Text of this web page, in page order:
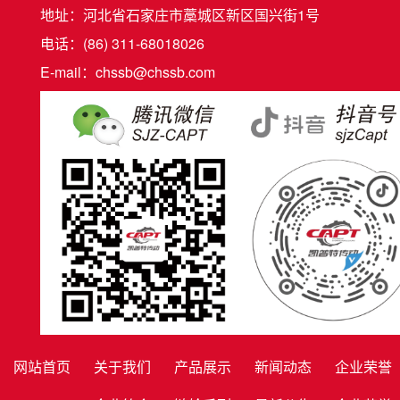
地址：河北省石家庄市藁城区新区国兴街1号
电话：(86) 311-68018026
E-mail：chssb@chssb.com
网站首页
关于我们
产品展示
新闻动态
企业荣誉